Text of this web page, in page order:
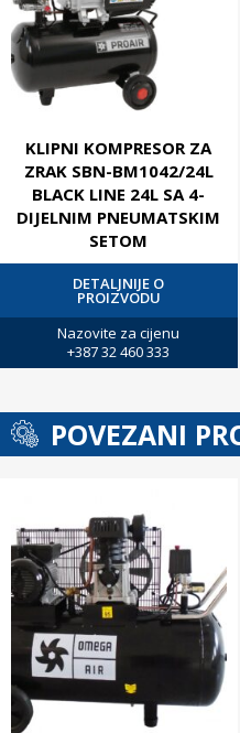
KLIPNI KOMPRESOR ZA
ZRAK SBN-BM1042/24L
BLACK LINE 24L SA 4-
DIJELNIM PNEUMATSKIM
SETOM
DETALJNIJE O
PROIZVODU
Nazovite za cijenu
+387 32 460 333
POVEZANI